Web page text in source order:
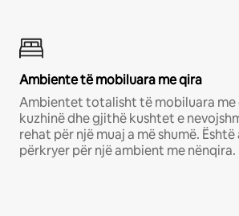
Ambiente të mobiluara me qira
Ambientet totalisht të mobiluara me
kuzhinë dhe gjithë kushtet e
rehat për një muaj a më shumë.
përkryer për një ambient me nënqira.